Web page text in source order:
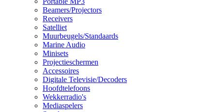
Beamers/Projectors
Receivers
Satelliet
Muurbeugels/Standaards
Marine Audio
Minisets
Projectieschermen
Accessoires
Digitale Televisie/Decoders
Hoofdtelefoons
Wekkerradio's
Mediaspelers